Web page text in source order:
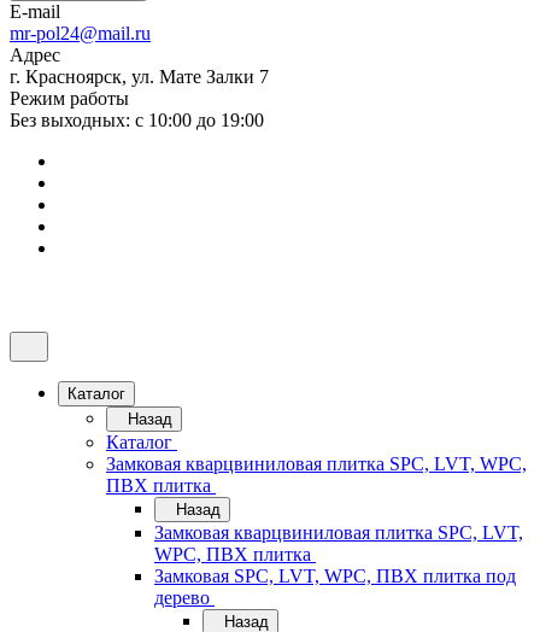
E-mail
mr-pol24@mail.ru
Адрес
г. Красноярск, ул. Мате Залки 7
Режим работы
Без выходных: с 10:00 до 19:00
Каталог
Назад
Каталог
Замковая кварцвиниловая плитка SPC, LVT, WPC,
ПВХ плитка
Назад
Замковая кварцвиниловая плитка SPC, LVT,
WPC, ПВХ плитка
Замковая SPC, LVT, WPC, ПВХ плитка под
дерево
Назад